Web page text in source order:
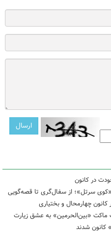
در کانون
سرتل»؛ از سفال‌گری تا قصه‌گویی
چهارمحال و بختیاری
ماکت «بین‌الحرمین» به عشق زیارت
کانون شدند